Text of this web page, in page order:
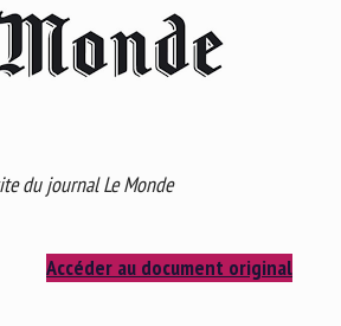
du journal Le Monde
Accéder au document original